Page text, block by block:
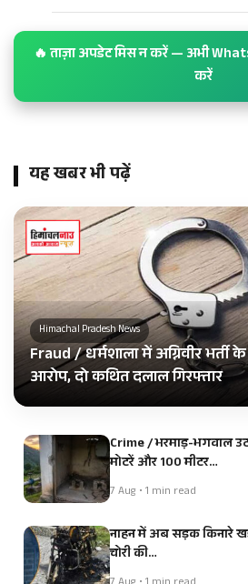
🔥 ताज़ा अपडेट मिस न करें — अभी
करें
यह खबर भी पढ़ें
Himachal Pradesh News
Fraud / धर्मशाला में अग्निवीर भर्ती
आरोप, दो कथित दलाल गिरफ्तार
Crime / भरमाड़-भगवाल
मोटरें और 100 मीटर…
7 Aug • 1 min read
नाहन में अब सड़क किनारे
चोरी की…